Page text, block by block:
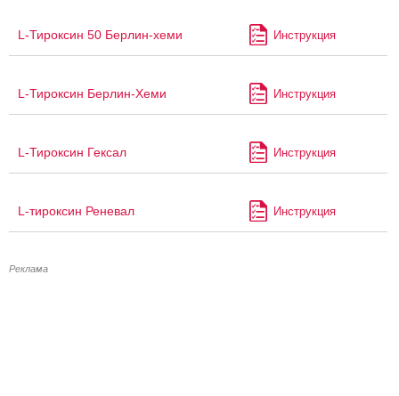
L-Тироксин 50 Берлин-хеми Инструкция
L-Тироксин Берлин-Хеми Инструкция
L-Тироксин Гексал Инструкция
L-тироксин Реневал Инструкция
Реклама